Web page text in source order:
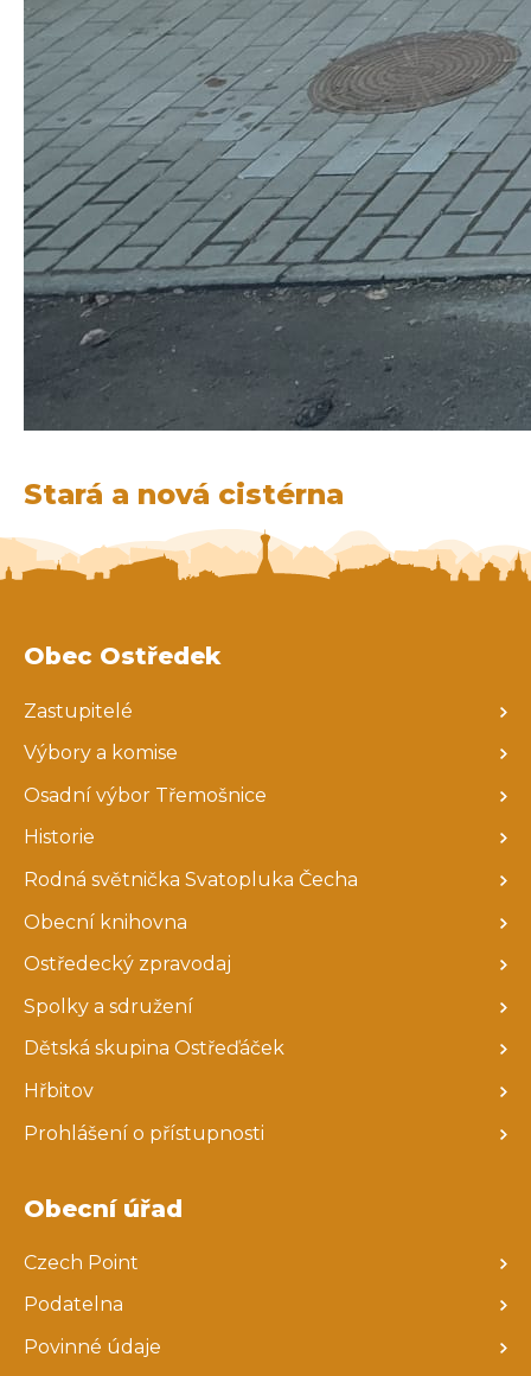
Stará a nová cistérna
Obec Ostředek
Zastupitelé
Výbory a komise
Osadní výbor Třemošnice
Historie
Rodná světnička Svatopluka Čecha
Obecní knihovna
Ostředecký zpravodaj
Spolky a sdružení
Dětská skupina Ostřeďáček
Hřbitov
Prohlášení o přístupnosti
Obecní úřad
Czech Point
Podatelna
Povinné údaje